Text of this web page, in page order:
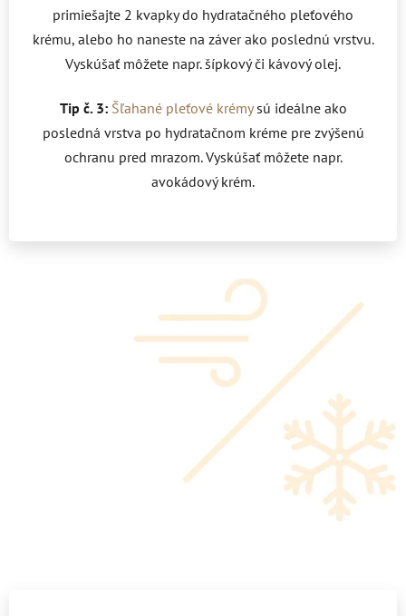
primiešajte 2 kvapky do hydratačného pleťového
krému, alebo ho naneste na záver ako poslednú vrstvu.
Vyskúšať môžete napr. šípkový či kávový olej.
Tip č. 3: Šľahané pleťové krémy sú ideálne ako
posledná vrstva po hydratačnom kréme pre zvýšenú
ochranu pred mrazom. Vyskúšať môžete napr.
avokádový krém.